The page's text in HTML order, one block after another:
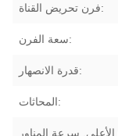
فرن تحريض القناة:
سعة الفرن:
قدرة الانصهار:
المحاثات: